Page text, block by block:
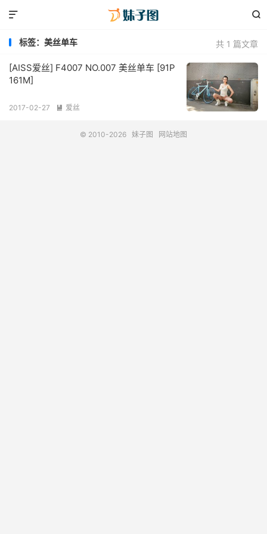


共 1 篇文章
标签：美丝单车
[AISS爱丝] F4007 NO.007 美丝单车 [91P
161M]
2017-02-27  爱丝
© 2010-2026 妹子图 网站地图